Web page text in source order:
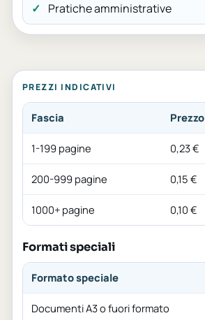
Pratiche amministrative
PREZZI INDICATIVI
Fascia Prezzo
1-199 pagine 0,23 €
200-999 pagine 0,15 €
1000+ pagine 0,10 €
Formati speciali
Formato speciale
Documenti A3 o fuori formato